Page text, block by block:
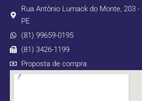
Rua Antônio Lumack do Monte, 203 -
PE
(81) 99659-0195
(81) 3426-1199
Proposta de compra